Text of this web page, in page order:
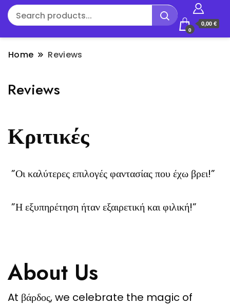
0
0,00 €
Home Reviews
Reviews
Κριτικές
”Οι καλύτερες επιλογές φαντασίας που έχω βρει!”
”Η εξυπηρέτηση ήταν εξαιρετική και φιλική!”
About Us
At βάρδος, we celebrate the magic of